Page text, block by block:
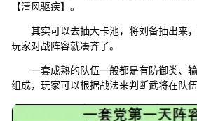
【清风驱疾】。
其实可以去抽大卡池，将刘备抽出来，
玩家对战阵容就凑齐了。
一套成熟的队伍一般都是有防御类、输
组成，玩家可以根据战法来判断武将在队伍